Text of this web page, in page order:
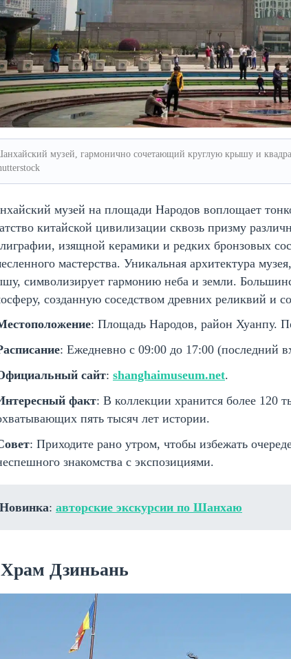
музей, гармонично сочетающий круглую крышу и
музей на площади Народов воплощает
китайской цивилизации сквозь призму
изящной керамики и редких бронзовых
мастерства. Уникальная архитектура
символизирует гармонию неба и земли.
созданную соседством древних реликвий и
: Площадь Народов, район Хуанпу.
: Ежедневно с 09:00 до 17:00 (последний
сайт: shanghaimuseum.net.
факт: В коллекции хранится более 120
пять тысяч лет истории.
: Приходите рано утром, чтобы избежать
знакомства с экспозициями.
Новинка: авторские экскурсии по Шанхаю
Дзиньань